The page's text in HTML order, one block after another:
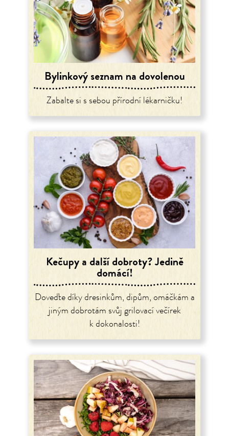
Bylinkový seznam na dovolenou
Zabalte si s sebou přírodní lékarničku!
Kečupy a další dobroty? Jedině
domácí!
Doveďte díky dresinkům, dipům, omáčkám a
jiným dobrotám svůj grilovací večírek
k dokonalosti!